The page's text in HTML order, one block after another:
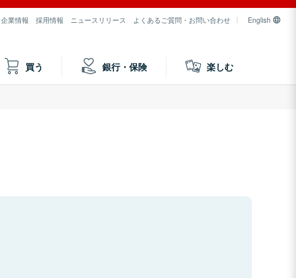
企業情報 採用情報 ニュースリリース よくあるご質問・お問い合わせ English
買う 銀行・保険 楽しむ